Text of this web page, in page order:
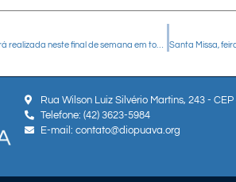
Rua Wilson Luiz Silvério Martins, 243 -
Telefone: (42) 3623-5984
E-mail: contato@diopuava.org